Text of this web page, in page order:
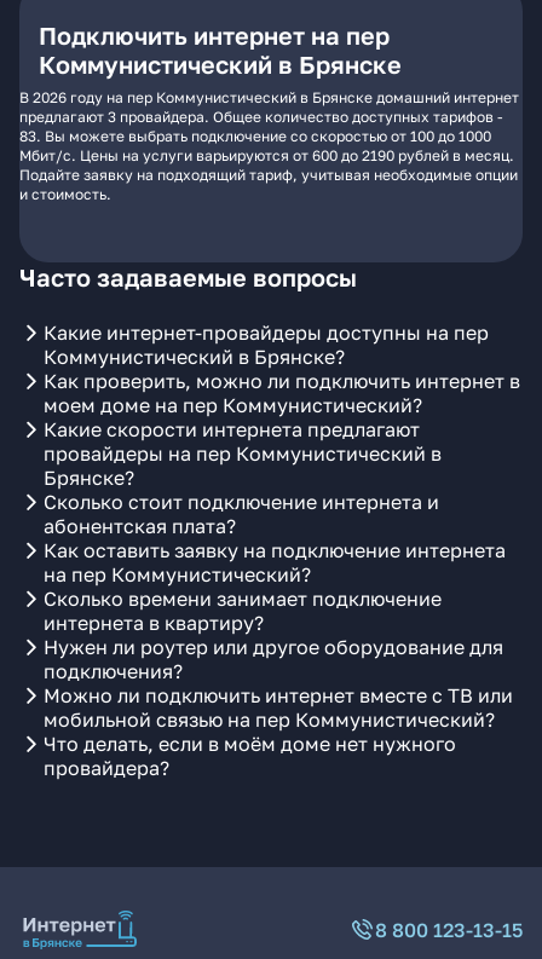
Подключить интернет на пер
Коммунистический в Брянске
В 2026 году на пер Коммунистический в Брянске домашний интернет
предлагают 3 провайдера. Общее количество доступных тарифов -
83. Вы можете выбрать подключение со скоростью от 100 до 1000
Мбит/с. Цены на услуги варьируются от 600 до 2190 рублей в месяц.
Подайте заявку на подходящий тариф, учитывая необходимые опции
и стоимость.
Часто задаваемые вопросы
Какие интернет-провайдеры доступны на пер
Коммунистический в Брянске?
Как проверить, можно ли подключить интернет в
моем доме на пер Коммунистический?
Какие скорости интернета предлагают
провайдеры на пер Коммунистический в
Брянске?
Сколько стоит подключение интернета и
абонентская плата?
Как оставить заявку на подключение интернета
на пер Коммунистический?
Сколько времени занимает подключение
интернета в квартиру?
Нужен ли роутер или другое оборудование для
подключения?
Можно ли подключить интернет вместе с ТВ или
мобильной связью на пер Коммунистический?
Что делать, если в моём доме нет нужного
провайдера?
8 800 123-13-15